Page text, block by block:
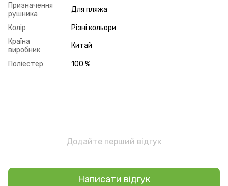
Призначення
рушника
Для пляжа
Колір
Різні кольори
Країна
виробник
Китай
Поліестер 100 %
Додайте перший відгук
Написати відгук